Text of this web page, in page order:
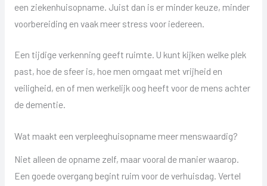
een ziekenhuisopname. Juist dan is er minder keuze, minder
voorbereiding en vaak meer stress voor iedereen.
Een tijdige verkenning geeft ruimte. U kunt kijken welke plek
past, hoe de sfeer is, hoe men omgaat met vrijheid en
veiligheid, en of men werkelijk oog heeft voor de mens achter
de dementie.
Wat maakt een verpleeghuisopname meer menswaardig?
Niet alleen de opname zelf, maar vooral de manier waarop.
Een goede overgang begint ruim voor de verhuisdag. Vertel